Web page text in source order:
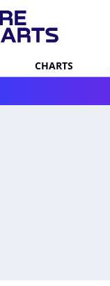
CHARTS